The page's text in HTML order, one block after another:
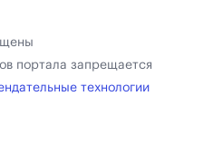
портала запрещается
технологии